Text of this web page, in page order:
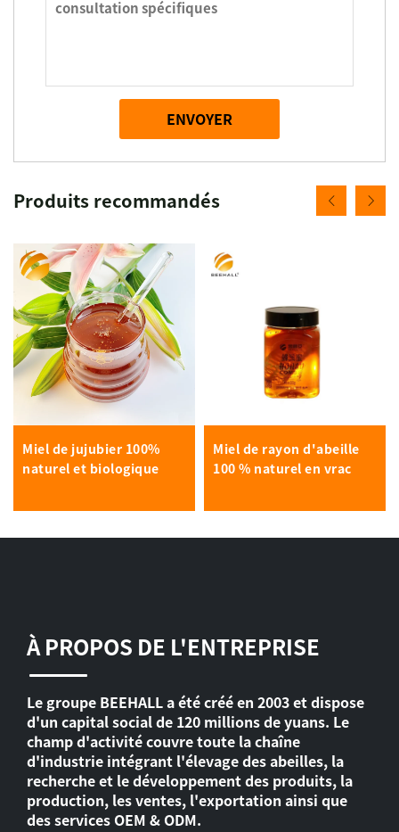
ENVOYER
Produits recommandés
Miel de jujubier 100%
naturel et biologique
Miel de rayon d'abeille
100 % naturel en vrac
À PROPOS DE L'ENTREPRISE
Le groupe BEEHALL a été créé en 2003 et dispose
d'un capital social de 120 millions de yuans. Le
champ d'activité couvre toute la chaîne
d'industrie intégrant l'élevage des abeilles, la
recherche et le développement des produits, la
production, les ventes, l'exportation ainsi que
des services OEM & ODM.